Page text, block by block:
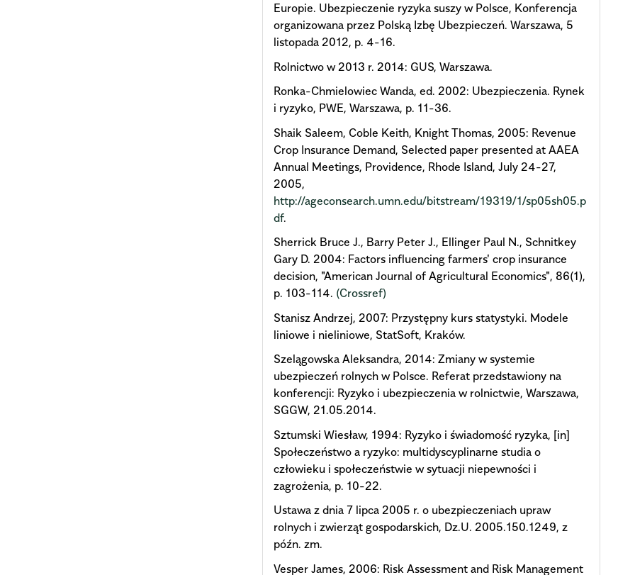
Europie. Ubezpieczenie ryzyka suszy w Polsce, Konferencja
organizowana przez Polską Izbę Ubezpieczeń. Warszawa, 5
listopada 2012, p. 4-16.
Rolnictwo w 2013 r. 2014: GUS, Warszawa.
Ronka-Chmielowiec Wanda, ed. 2002: Ubezpieczenia. Rynek
i ryzyko, PWE, Warszawa, p. 11-36.
Shaik Saleem, Coble Keith, Knight Thomas, 2005: Revenue
Crop Insurance Demand, Selected paper presented at AAEA
Annual Meetings, Providence, Rhode Island, July 24-27,
2005,
http://ageconsearch.umn.edu/bitstream/19319/1/sp05sh05.p
df.
Sherrick Bruce J., Barry Peter J., Ellinger Paul N., Schnitkey
Gary D. 2004: Factors influencing farmers' crop insurance
decision, "American Journal of Agricultural Economics", 86(1),
p. 103-114. (Crossref)
Stanisz Andrzej, 2007: Przystępny kurs statystyki. Modele
liniowe i nieliniowe, StatSoft, Kraków.
Szelągowska Aleksandra, 2014: Zmiany w systemie
ubezpieczeń rolnych w Polsce. Referat przedstawiony na
konferencji: Ryzyko i ubezpieczenia w rolnictwie, Warszawa,
SGGW, 21.05.2014.
Sztumski Wiesław, 1994: Ryzyko i świadomość ryzyka, [in]
Społeczeństwo a ryzyko: multidyscyplinarne studia o
człowieku i społeczeństwie w sytuacji niepewności i
zagrożenia, p. 10-22.
Ustawa z dnia 7 lipca 2005 r. o ubezpieczeniach upraw
rolnych i zwierząt gospodarskich, Dz.U. 2005.150.1249, z
późn. zm.
Vesper James, 2006: Risk Assessment and Risk Management